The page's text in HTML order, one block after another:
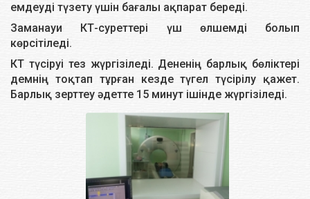
Тамырлардың доплерография
зерттеуі
1 зерттеу 5500
Рентгендік компьютерлік
томография, контрасталуы бар
зерттеу (бір анатомиялық
1 зерттеу
емдеудi түзету үшiн бағалы ақпарат бередi.
Заманауи КТ-суреттерi үш өлшемдi болып
көрсiтiледi.
КТ түсiруi тез жүргiзiледi. Дененiң барлық бөлiктерi
демнiң тоқтап тұрған кезде түгел түсiрiлу қажет.
Барлық зерттеу әдетте 15 минут iшiнде жүргiзiледi.